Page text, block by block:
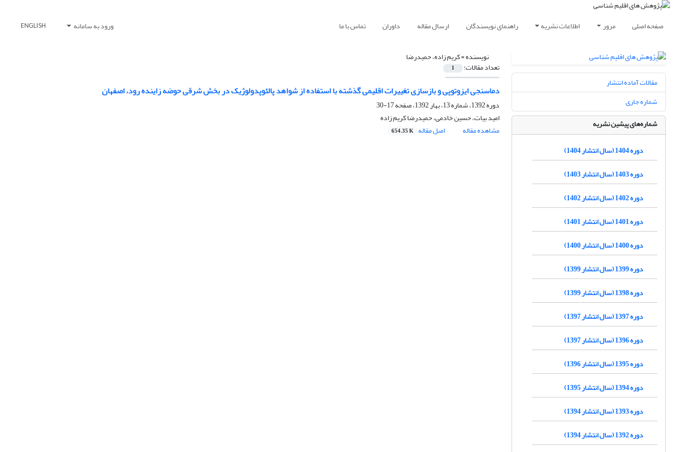
صفحه اصلی مرور اطلاعات نشریه راهنمای نویسندگان ارسال مقاله داوران تماس با ما ورود به سامانه ENGLISH
نویسنده =کریم زاده، حمیدرضا
تعداد مقالات: 1
دماسنجی ایزوتوپی و بازسازی تغییرات اقلیمی گذشته با استفاده از شواهد پالئوپدولوژیک در بخش شرقی حوضه زاینده رود، اصفهان
دوره 1392، شماره 13، بهار 1392، صفحه
17-30
امید بیات، حسین خادمی، حمیدرضا کریم زاده
مشاهده مقاله
اصل مقاله 654.35 K
مقالات آماده انتشار
شماره جاری
شماره‌های پیشین نشریه
دوره 1404 (سال انتشار 1404)
دوره 1403 (سال انتشار 1403)
دوره 1402 (سال انتشار 1402)
دوره 1401 (سال انتشار 1401)
دوره 1400 (سال انتشار 1400)
دوره 1399 (سال انتشار 1399)
دوره 1398 (سال انتشار 1399)
دوره 1397 (سال انتشار 1397)
دوره 1396 (سال انتشار 1397)
دوره 1395 (سال انتشار 1396)
دوره 1394 (سال انتشار 1395)
دوره 1393 (سال انتشار 1394)
دوره 1392 (سال انتشار 1394)